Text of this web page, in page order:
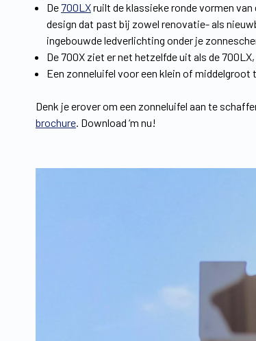
De 700LXruilt de klassieke ronde vormen
design dat past bij zowel renovatie- als
ingebouwde ledverlichting onder je
De 700X ziet er net hetzelfde uit als de
Een zonneluifel voor een klein of middelgroot
Denk je erover om een zonneluifel aan te
brochure. Download ‘m nu!